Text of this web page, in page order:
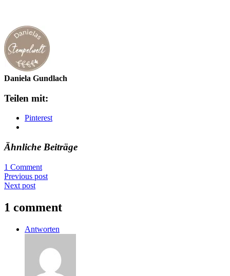
Daniela Gundlach
Teilen mit:
Pinterest
Ähnliche Beiträge
1 Comment
Previous post
Next post
1 comment
Antworten